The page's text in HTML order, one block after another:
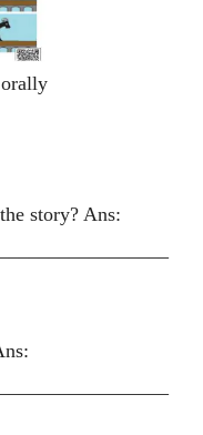
story? Ans: